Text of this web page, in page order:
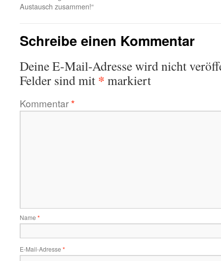
Austausch zusammen!“
Schreibe einen Kommentar
Deine E-Mail-Adresse wird nicht
Felder sind mit * markiert
Kommentar*
Name *
E-Mail-Adresse *